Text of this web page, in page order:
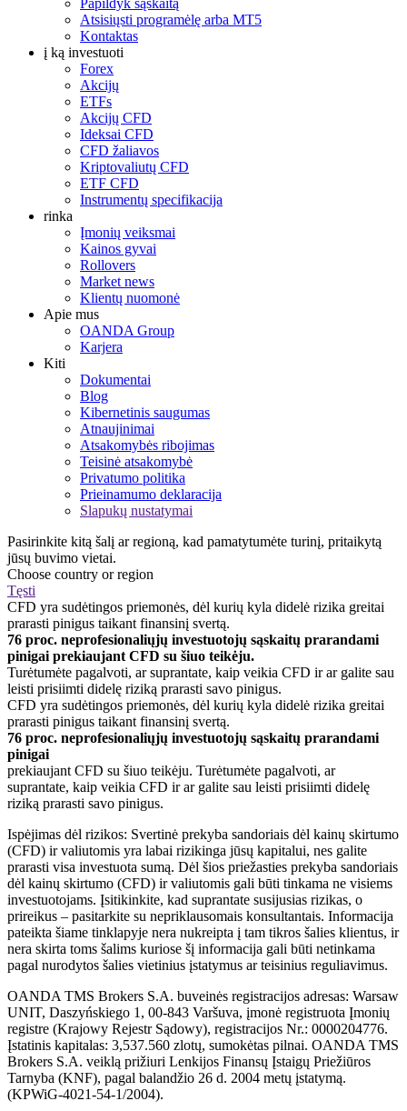
Atsisiųsti programėlę arba MT5
Kontaktas
į ką investuoti
Forex
Akcijų
ETFs
Akcijų CFD
Ideksai CFD
CFD žaliavos
Kriptovaliutų CFD
ETF CFD
Instrumentų specifikacija
rinka
Įmonių veiksmai
Kainos gyvai
Rollovers
Market news
Klientų nuomonė
Apie mus
OANDA Group
Karjera
Kiti
Dokumentai
Blog
Kibernetinis saugumas
Atnaujinimai
Atsakomybės ribojimas
Teisinė atsakomybė
Privatumo politika
Prieinamumo deklaracija
Slapukų nustatymai
Pasirinkite kitą šalį ar regioną, kad pamatytumėte turinį, pritaikytą
jūsų buvimo vietai.
Choose country or region
Tęsti
CFD yra sudėtingos priemonės, dėl kurių kyla didelė rizika greitai
prarasti pinigus taikant finansinį svertą.
76 proc. neprofesionaliųjų investuotojų sąskaitų prarandami
pinigai prekiaujant CFD su šiuo teikėju.
Turėtumėte pagalvoti, ar suprantate, kaip veikia CFD ir ar galite sau
leisti prisiimti didelę riziką prarasti savo pinigus.
CFD yra sudėtingos priemonės, dėl kurių kyla didelė rizika greitai
prarasti pinigus taikant finansinį svertą.
76 proc. neprofesionaliųjų investuotojų sąskaitų prarandami
pinigai
prekiaujant CFD su šiuo teikėju. Turėtumėte pagalvoti, ar
suprantate, kaip veikia CFD ir ar galite sau leisti prisiimti didelę
riziką prarasti savo pinigus.
Ispėjimas dėl rizikos: Svertinė prekyba sandoriais dėl kainų skirtumo
(CFD) ir valiutomis yra labai rizikinga jūsų kapitalui, nes galite
prarasti visa investuota sumą. Dėl šios priežasties prekyba sandoriais
dėl kainų skirtumo (CFD) ir valiutomis gali būti tinkama ne visiems
investuotojams. Įsitikinkite, kad suprantate susijusias rizikas, o
prireikus – pasitarkite su nepriklausomais konsultantais. Informacija
pateikta šiame tinklapyje nera nukreipta į tam tikros šalies klientus, ir
nera skirta toms šalims kuriose šį informacija gali būti netinkama
pagal nurodytos šalies vietinius įstatymus ar teisinius reguliavimus.
OANDA TMS Brokers S.A. buveinės registracijos adresas: Warsaw
UNIT, Daszyńskiego 1, 00-843 Varšuva, įmonė registruota Įmonių
registre (Krajowy Rejestr Sądowy), registracijos Nr.: 0000204776.
Įstatinis kapitalas: 3,537.560 zlotų, sumokėtas pilnai. OANDA TMS
Brokers S.A. veiklą prižiuri Lenkijos Finansų Įstaigų Priežiūros
Tarnyba (KNF), pagal balandžio 26 d. 2004 metų įstatymą.
(KPWiG-4021-54-1/2004).